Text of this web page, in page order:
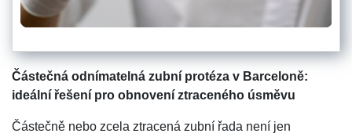
Částečná odnímatelná zubní protéza v Barceloně:
ideální řešení pro obnovení ztraceného úsměvu
Částečně nebo zcela ztracená zubní řada není jen